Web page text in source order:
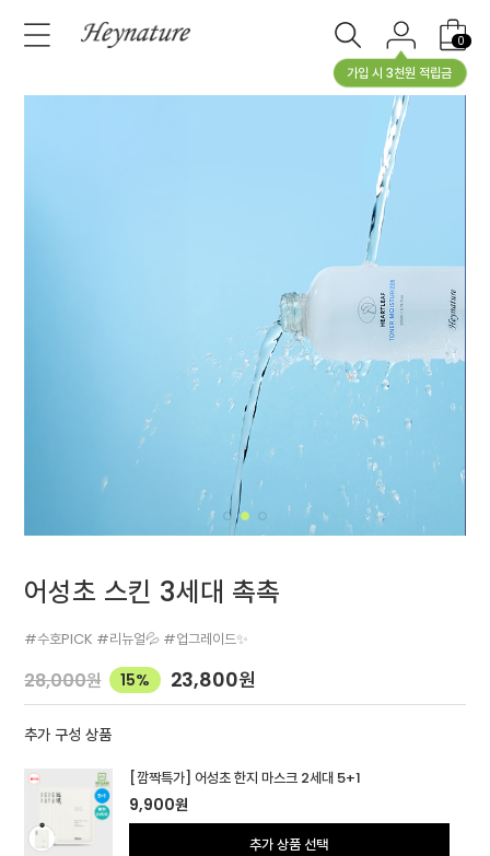
가입 시 3천원 적립금
0
어성초 스킨 3세대 촉촉
#수호PICK #리뉴얼💦 #업그레이드✨
28,000원 15% 23,800원
추가 구성 상품
[깜짝특가] 어성초 한지 마스크 2세대 5+1
9,900원
추가 상품 선택